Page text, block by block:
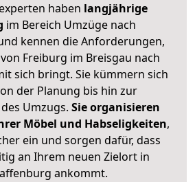
haben langjährige
im Bereich Umzüge nach
kennen die Anforderungen,
Freiburg im Breisgau nach
sich bringt. Sie kümmern sich
der Planung bis hin zur
Umzugs. Sie organisieren
Möbel und Habseligkeiten,
ein und sorgen dafür, dass
an Ihrem neuen Zielort in
ankommt.